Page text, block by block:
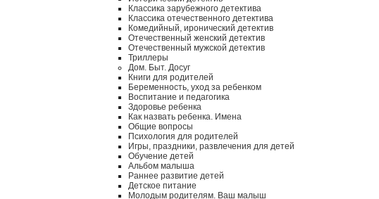
Классика зарубежного детектива
Классика отечественного детектива
Комедийный, иронический детектив
Отечественный женский детектив
Отечественный мужской детектив
Триллеры
Дом. Быт. Досуг
Книги для родителей
Беременность, уход за ребенком
Воспитание и педагогика
Здоровье ребенка
Как назвать ребенка. Имена
Общие вопросы
Психология для родителей
Игры, праздники, развлечения для детей
Обучение детей
Альбом малыша
Раннее развитие детей
Детское питание
Молодым родителям. Ваш малыш